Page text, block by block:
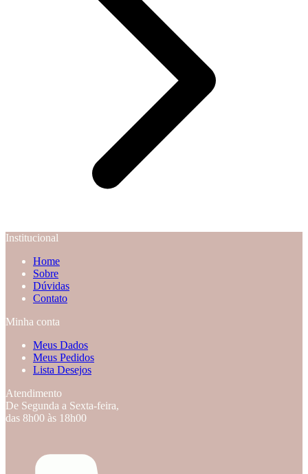
Institucional
Home
Sobre
Dúvidas
Contato
Minha conta
Meus Dados
Meus Pedidos
Lista Desejos
Atendimento
De Segunda a Sexta-feira,
das 8h00 às 18h00